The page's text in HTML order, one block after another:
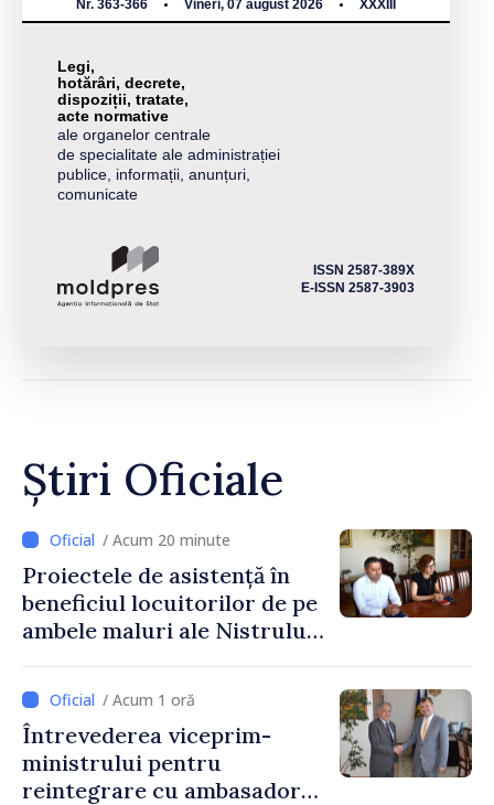
Nr. 363-366 Vineri, 07 august 2026 XXXIII
Legi,
hotărâri, decrete,
dispoziții, tratate,
acte normative
ale organelor centrale
de specialitate ale administrației
publice, informații, anunțuri,
comunicate
ISSN 2587-389X
E-ISSN 2587-3903
Știri Oficiale
/ Acum 20 minute
Proiectele de asistență în
beneficiul locuitorilor de pe
ambele maluri ale Nistrului
viceprim-ministrului cu
reprezentanta rezidentă a
PNUD în Republica Moldova,
Daniela Gasparikova
/ Acum 1 oră
Întrevederea viceprim-
ministrului pentru
reintegrare cu ambasadorul